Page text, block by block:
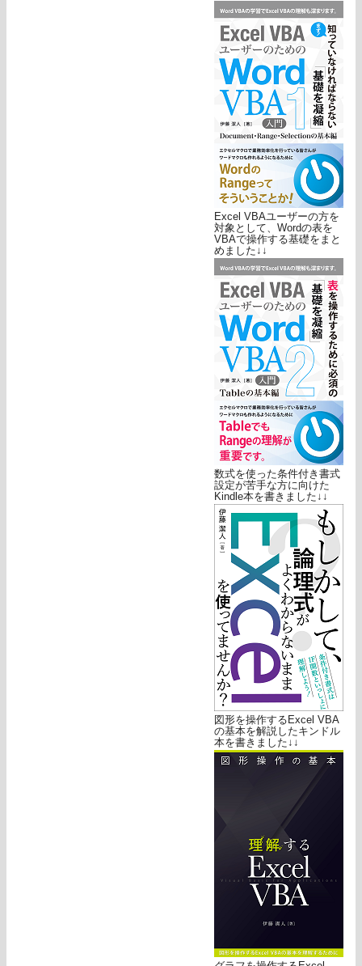
Excel VBAユーザーの方を
対象として、Wordの表を
VBAで操作する基礎をまと
めました↓↓
数式を使った条件付き書式
設定が苦手な方に向けた
Kindle本を書きました↓↓
図形を操作するExcel VBA
の基本を解説したキンドル
本を書きました↓↓